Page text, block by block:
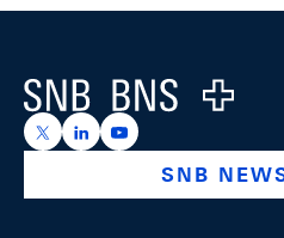
Logo
https://x.com/snb_bns
https://https://
SNB